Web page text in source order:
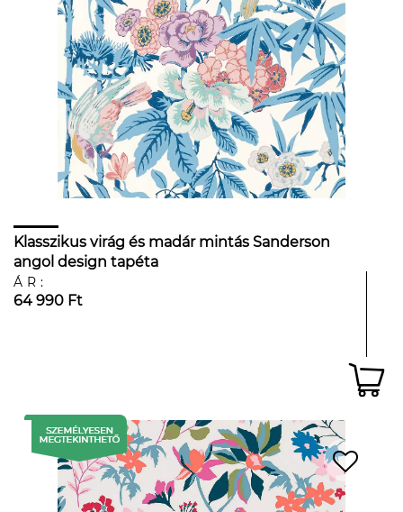
Klasszikus virág és madár mintás Sanderson
angol design tapéta
ÁR:
64 990 Ft